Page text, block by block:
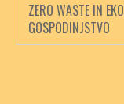
ZERO WASTE IN EKO
GOSPODINJSTVO